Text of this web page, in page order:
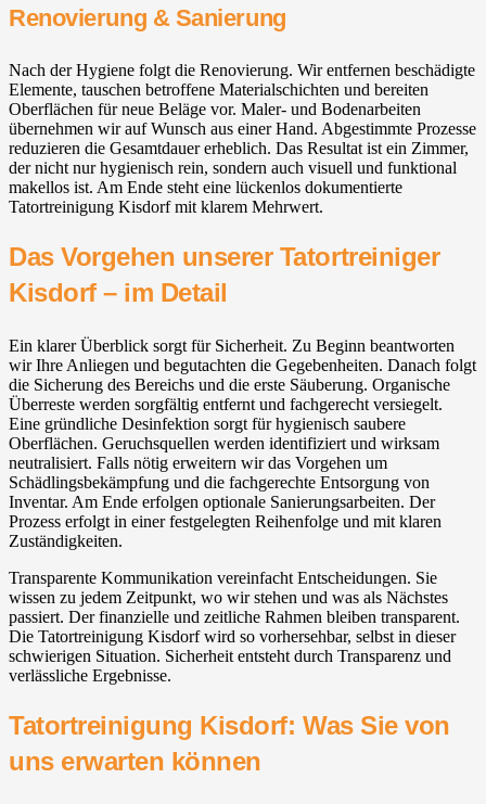
Renovierung & Sanierung
Nach der Hygiene folgt die Renovierung. Wir entfernen beschädigte
Elemente, tauschen betroffene Materialschichten und bereiten
Oberflächen für neue Beläge vor. Maler- und Bodenarbeiten
übernehmen wir auf Wunsch aus einer Hand. Abgestimmte Prozesse
reduzieren die Gesamtdauer erheblich. Das Resultat ist ein Zimmer,
der nicht nur hygienisch rein, sondern auch visuell und funktional
makellos ist. Am Ende steht eine lückenlos dokumentierte
Tatortreinigung Kisdorf mit klarem Mehrwert.
Das Vorgehen unserer Tatortreiniger
Kisdorf – im Detail
Ein klarer Überblick sorgt für Sicherheit. Zu Beginn beantworten
wir Ihre Anliegen und begutachten die Gegebenheiten. Danach folgt
die Sicherung des Bereichs und die erste Säuberung. Organische
Überreste werden sorgfältig entfernt und fachgerecht versiegelt.
Eine gründliche Desinfektion sorgt für hygienisch saubere
Oberflächen. Geruchsquellen werden identifiziert und wirksam
neutralisiert. Falls nötig erweitern wir das Vorgehen um
Schädlingsbekämpfung und die fachgerechte Entsorgung von
Inventar. Am Ende erfolgen optionale Sanierungsarbeiten. Der
Prozess erfolgt in einer festgelegten Reihenfolge und mit klaren
Zuständigkeiten.
Transparente Kommunikation vereinfacht Entscheidungen. Sie
wissen zu jedem Zeitpunkt, wo wir stehen und was als Nächstes
passiert. Der finanzielle und zeitliche Rahmen bleiben transparent.
Die Tatortreinigung Kisdorf wird so vorhersehbar, selbst in dieser
schwierigen Situation. Sicherheit entsteht durch Transparenz und
verlässliche Ergebnisse.
Tatortreinigung Kisdorf: Was Sie von
uns erwarten können